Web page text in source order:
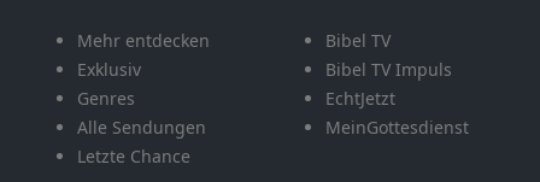
Mehr entdecken
Exklusiv
Genres
Alle Sendungen
Letzte Chance
Bibel TV
Bibel TV Impuls
EchtJetzt
MeinGottesdienst